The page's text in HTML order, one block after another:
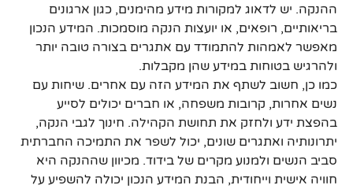
ההנקה. יש לדאוג למקורות מידע מהימנים, כגון ארגונים
בריאותיים, רופאים, או יועצות הנקה מוסמכות. המידע הנכון
מאפשר לאמהות להתמודד עם אתגרים בצורה טובה יותר
ולהרגיש בטוחות במידע שהן מקבלות.
כמו כן, חשוב לשתף את המידע הזה עם אחרים. שיחות עם
נשים אחרות, קרובות משפחה, או חברים יכולים לסייע
בהפצת ידע ולחזק את תחושת הקהילה. חינוך לגבי הנקה,
יתרונותיה ואתגרים שונים, יכול לשפר את התמיכה החברתית
סביב הנשים ולמנוע מקרים של בידוד. מכיוון שההנקה היא
חוויה אישית וייחודית, הבנת המידע הנכון יכולה להשפיע על